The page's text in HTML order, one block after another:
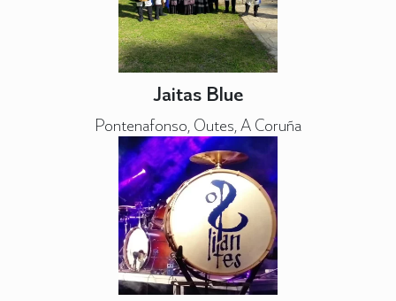
Jaitas Blue
Pontenafonso, Outes, A Coruña